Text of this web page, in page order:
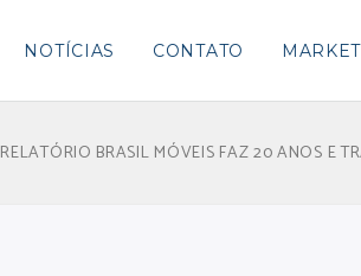
NOTÍCIAS CONTATO
RELATÓRIO BRASIL MÓVEIS FAZ 20 ANOS E